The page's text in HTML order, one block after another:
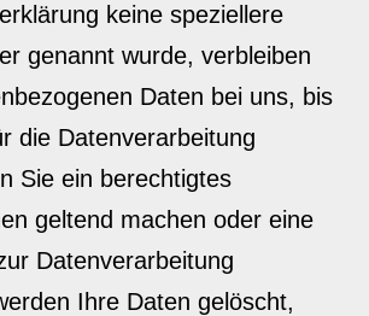
keine speziellere
genannt wurde, verbleiben
Daten bei uns, bis
die Datenverarbeitung
Sie ein berechtigtes
geltend machen oder eine
Datenverarbeitung
Ihre Daten gelöscht,